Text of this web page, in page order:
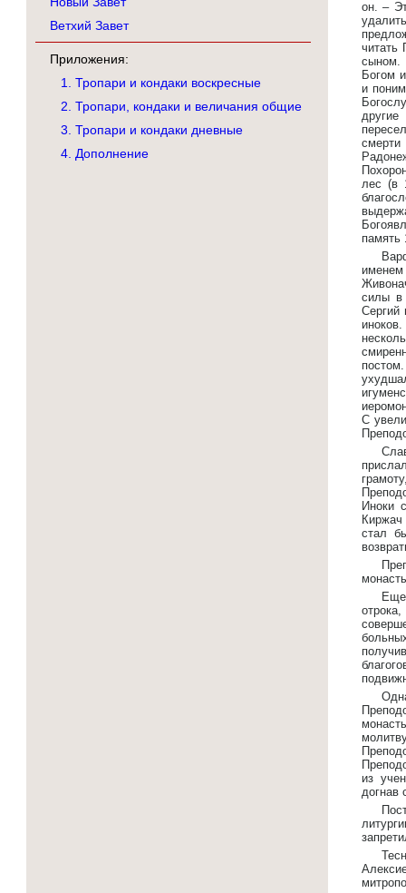
Ветхий Завет
Приложения:
1. Тропари и кондаки воскресные
2. Тропари, кондаки и величания общие
3. Тропари и кондаки дневные
4. Дополнение
он. –
читать
сыном.
Богом
и
лес (в
память
силы в
Сергий
С
Иноки
стал
из
догнав